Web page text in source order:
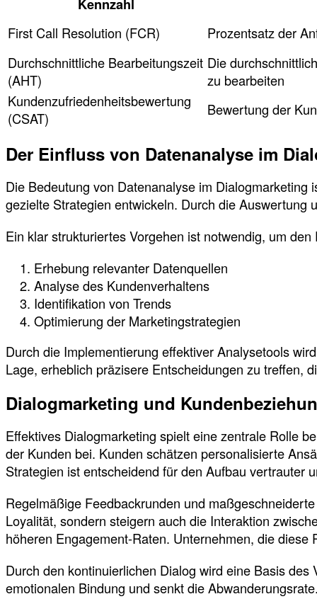
Kennzahl
First Call Resolution (FCR)
Prozentsatz der
Durchschnittliche Bearbeitungszeit
(AHT)
Die
zu bearbeiten
Kundenzufriedenheitsbewertung
(CSAT)
Bewertung der
Der Einfluss von Datenanalyse im
Die Bedeutung von Datenanalyse im
gezielte Strategien entwickeln. Durch die
Ein klar strukturiertes Vorgehen ist notwendig, um
Erhebung relevanter Datenquellen
Analyse des Kundenverhaltens
Identifikation von Trends
Optimierung der Marketingstrategien
Durch die Implementierung effektiver Analysetools
Lage, erheblich präzisere Entscheidungen zu treffen,
Dialogmarketing und
Effektives Dialogmarketing spielt eine zentrale Rolle
der Kunden bei. Kunden schätzen personalisierte
Strategien ist entscheidend für den Aufbau vertrauter
Regelmäßige Feedbackrunden und
Loyalität, sondern steigern auch die Interaktion
höheren Engagement-Raten. Unternehmen, die
Durch den kontinuierlichen Dialog wird eine Basis
emotionalen Bindung und senkt die